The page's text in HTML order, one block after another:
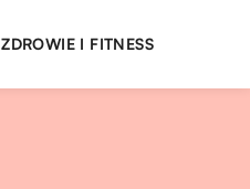
ZDROWIE I FITNESS